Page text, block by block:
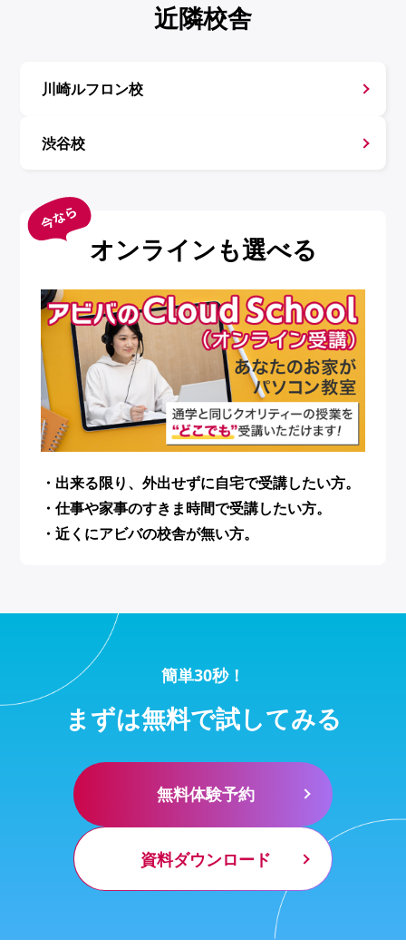
近隣校舎
川崎ルフロン校
渋谷校
オンラインも選べる
・出来る限り、外出せずに自宅で受講したい方。
・仕事や家事のすきま時間で受講したい方。
・近くにアビバの校舎が無い方。
簡単30秒！
まずは無料で試してみる
無料体験予約
資料ダウンロード